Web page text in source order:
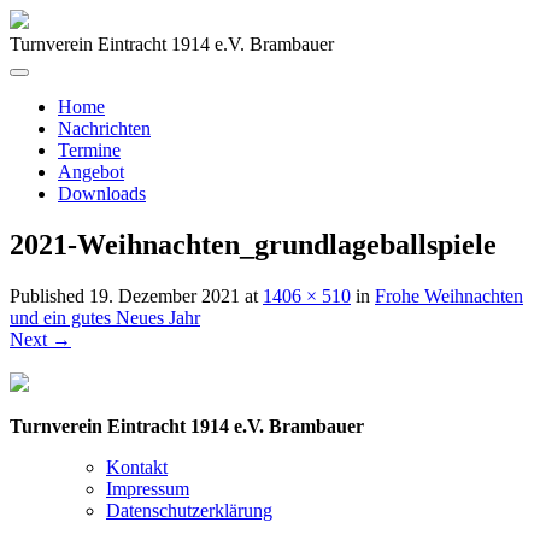
Turnverein Eintracht 1914 e.V. Brambauer
Home
Nachrichten
Termine
Angebot
Downloads
2021-Weihnachten_grundlageballspiele
Published 19. Dezember 2021 at 1406 × 510 in Frohe Weihnachten
und ein gutes Neues Jahr
Next →
Turnverein Eintracht 1914 e.V. Brambauer
Kontakt
Impressum
Datenschutzerklärung